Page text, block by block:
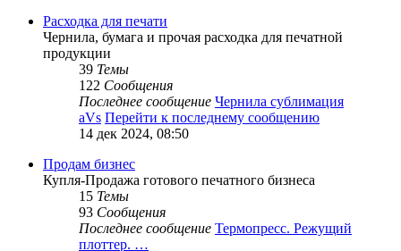
Расходка для печати
Чернила, бумага и прочая расходка для печатной
продукции
39 Темы
122 Сообщения
Последнее сообщение Чернила сублимация
aVs Перейти к последнему сообщению
14 дек 2024, 08:50
Продам бизнес
Купля-Продажа готового печатного бизнеса
15 Темы
93 Сообщения
Последнее сообщение Термопресс. Режущий
плоттер. …